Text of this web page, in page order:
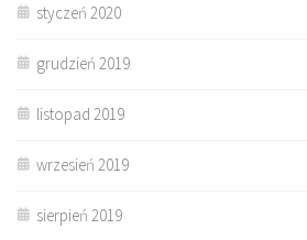
styczeń 2020
grudzień 2019
listopad 2019
wrzesień 2019
sierpień 2019